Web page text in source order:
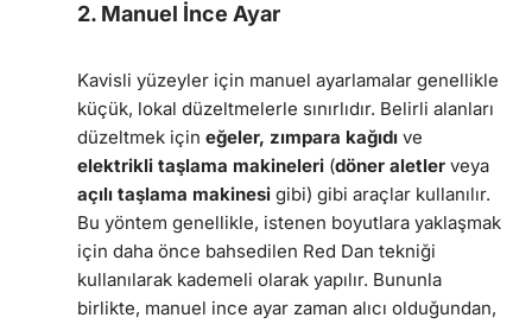
2. Manuel İnce Ayar
Kavisli yüzeyler için manuel ayarlamalar genellikle
küçük, lokal düzeltmelerle sınırlıdır. Belirli alanları
düzeltmek için eğeler, zımpara kağıdı ve
elektrikli taşlama makineleri (döner aletler veya
açılı taşlama makinesi gibi) gibi araçlar kullanılır.
Bu yöntem genellikle, istenen boyutlara yaklaşmak
için daha önce bahsedilen Red Dan tekniği
kullanılarak kademeli olarak yapılır. Bununla
birlikte, manuel ince ayar zaman alıcı olduğundan,